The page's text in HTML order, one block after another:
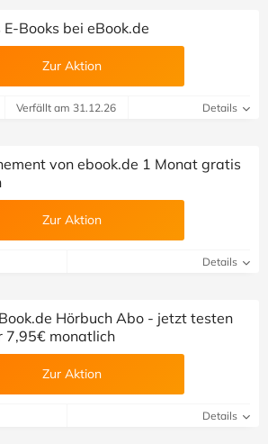
Books bei eBook.de
Zur Aktion
Verfällt am 31.12.26 Details
von ebook.de 1 Monat gratis
Zur Aktion
Details
Hörbuch Abo - jetzt testen
7,95€ monatlich
Zur Aktion
Details